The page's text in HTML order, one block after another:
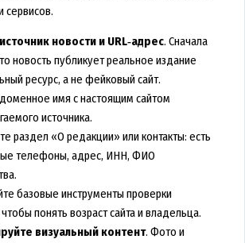
сервисов.
новости и URL‑адрес. Сначала
новость публикует реальное издание
ресурс, а не фейковый сайт.
имя с настоящим сайтом
источника.
раздел «О редакции» или контакты: есть
телефоны, адрес, ИНН, ФИО
базовые инструменты проверки
понять возраст сайта и владельца.
визуальный контент. Фото и